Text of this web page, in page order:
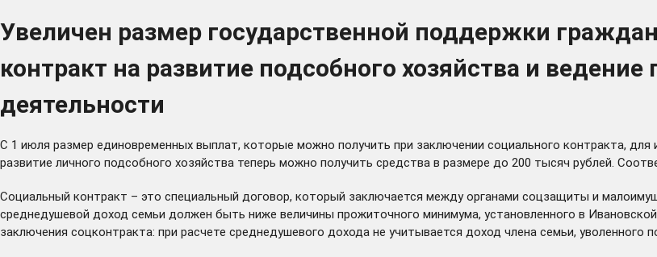
Увеличен размер государственной поддержки
контракт на развитие подсобного хозяйства и
деятельности
С 1 июля размер единовременных выплат, которые можно получить при заключении социального контракта, для
развитие личного подсобного хозяйства теперь можно получить средства в размере до 200 тысяч рублей.
Социальный контракт – это специальный договор, который заключается между органами соцзащиты и
среднедушевой доход семьи должен быть ниже величины прожиточного минимума, установленного в
заключения соцконтракта: при расчете среднедушевого дохода не учитывается доход члена семьи, уволенного